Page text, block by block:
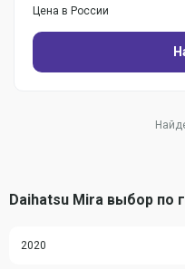
Цена в России
Daihatsu Mira выбор по
2020